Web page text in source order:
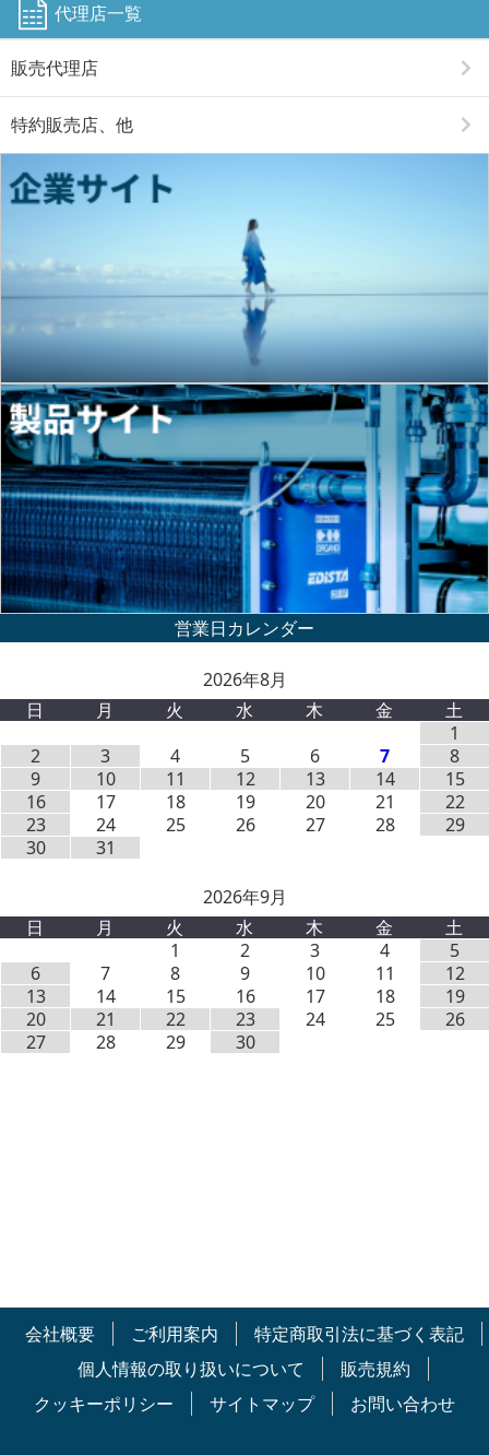
代理店一覧
販売代理店
特約販売店、他
2026年8月
日
月 火 水 木 金
土
1
2
3 4 5 6 7
8
9
10 11 12 13 14
15
16
17 18 19 20 21
22
23
24 25 26 27 28
29
30
31
2026年9月
日
月 火 水 木 金
土
1
2 3 4
5
6
7 8 9 10 11
12
13
14 15 16 17 18
19
20
21 22 23 24 25
26
27
28 29 30
会社概要 ご利用案内
特定商取引法に基づく表記
個人情報の取り扱いについて
販売規約
クッキーポリシー
サイトマップ お問い合わせ